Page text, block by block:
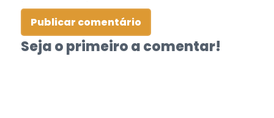
Seja o primeiro a comentar!